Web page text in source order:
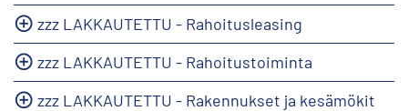
zzz LAKKAUTETTU - Rahoitusleasing
zzz LAKKAUTETTU - Rahoitustoiminta
zzz LAKKAUTETTU - Rakennukset ja kesämökit